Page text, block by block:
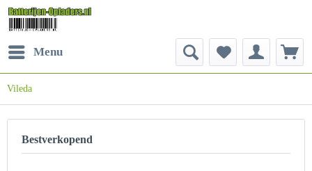
Menu
Vileda
Bestverkopend